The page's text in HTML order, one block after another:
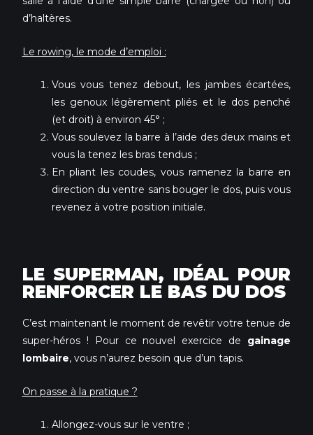
d’haltères.
Le rowing, le mode d’emploi :
Vous vous tenez debout, les jambes écartées,
les genoux légèrement pliés et le dos penché
(et droit) à environ 45° ;
Vous soulevez la barre à l’aide des deux mains et
vous la tenez les bras tendus ;
En pliant les coudes, vous ramenez la barre en
direction du ventre sans bouger le dos, puis vous
revenez à votre position initiale.
LE SUPERMAN, IDÉAL POUR
RENFORCER LE BAS DU DOS
C’est maintenant le moment de revêtir votre tenue de
super-héros ! Pour ce nouvel exercice de gainage
lombaire, vous n’aurez besoin que d’un tapis.
On passe à la pratique ?
Allongez-vous sur le ventre ;